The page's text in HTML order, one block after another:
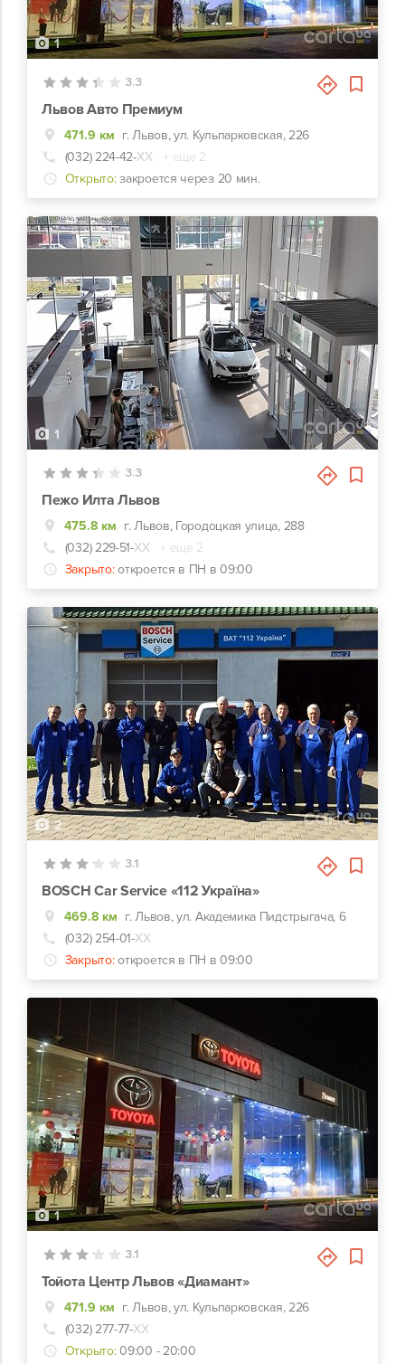
1
3.3
Львов Авто Премиум
471.9 км г. Львов, ул. Кульпарковская, 226
(032) 224-42-ХХ
+ еще 2
Открыто: закроется через 20 мин.
1
3.3
Пежо Илта Львов
475.8 км г. Львов, Городоцкая улица, 288
(032) 229-51-ХХ
+ еще 2
Закрыто: откроется в ПН в 09:00
2
3.1
BOSCH Car Service «112 Україна»
469.8 км г. Львов, ул. Академика Пидстрыгача, 6
(032) 254-01-ХХ
Закрыто: откроется в ПН в 09:00
1
3.1
Тойота Центр Львов «Диамант»
471.9 км г. Львов, ул. Кульпарковская, 226
(032) 277-77-ХХ
Открыто: 09:00 - 20:00